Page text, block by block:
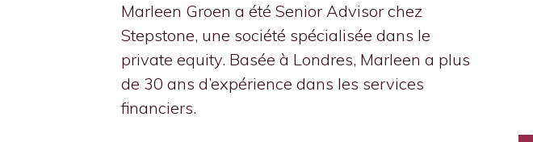
Marleen Groen a été Senior Advisor chez
Stepstone, une société spécialisée dans le
private equity. Basée à Londres, Marleen a plus
de 30 ans d’expérience dans les services
financiers.